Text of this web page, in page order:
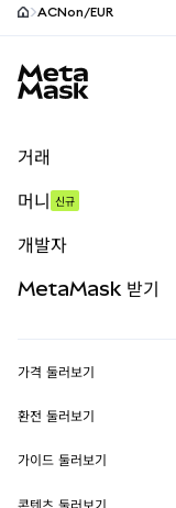
ACNon/EUR
거래
무기한 선물
실물자산
머니 신규
개발자
MetaMask Connect
Snaps
MetaMask 받기
보안
가격 둘러보기
이더리움 가격
솔라나 가격
환전 둘러보기
ETH를 USD로 환전
USDT를 INR로 환전
가이드 둘러보기
콘텐츠 둘러보기